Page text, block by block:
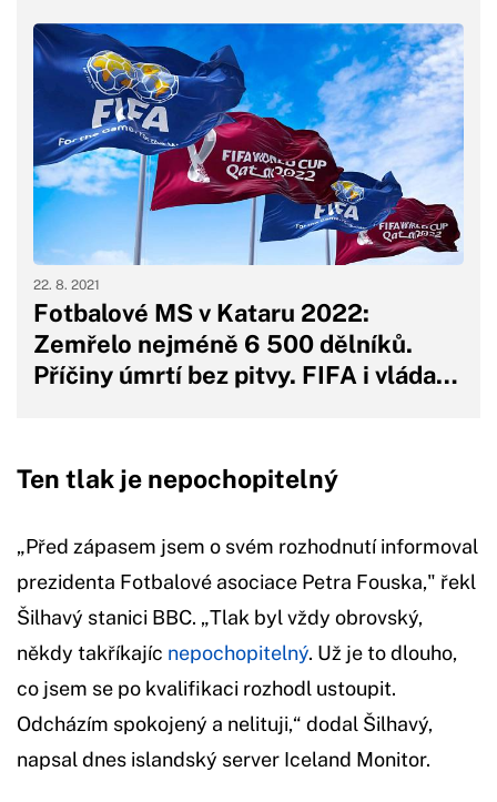
Fotbalové MS v Kataru 2022:
Zemřelo nejméně 6 500 dělníků.
Příčiny úmrtí bez pitvy. FIFA i vláda…
22. 8. 2021
Ten tlak je nepochopitelný
„Před zápasem jsem o svém rozhodnutí informoval
prezidenta Fotbalové asociace Petra Fouska," řekl
Šilhavý stanici BBC. „Tlak byl vždy obrovský,
někdy takříkajíc nepochopitelný. Už je to dlouho,
co jsem se po kvalifikaci rozhodl ustoupit.
Odcházím spokojený a nelituji,“ dodal Šilhavý,
napsal dnes islandský server Iceland Monitor.